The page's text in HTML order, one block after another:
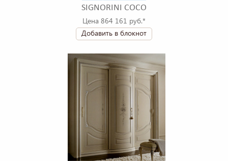
SIGNORINI COCO
Цена 864 161 руб.*
Добавить в блокнот